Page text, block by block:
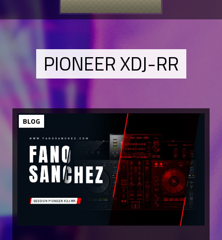
PIONEER XDJ-RR
BLOG